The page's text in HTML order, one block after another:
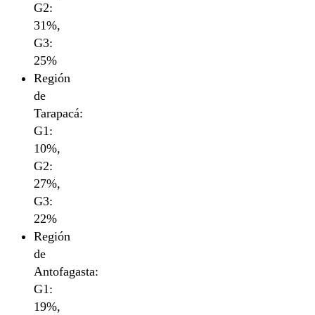
G2:
31%,
G3:
25%
Región
de
Tarapacá:
G1:
10%,
G2:
27%,
G3:
22%
Región
de
Antofagasta:
G1:
19%,